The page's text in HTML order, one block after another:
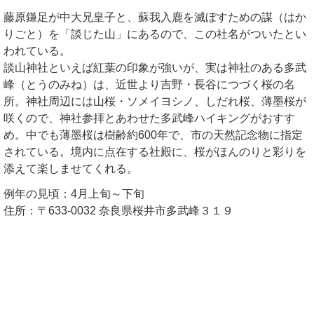
藤原鎌足が中大兄皇子と、蘇我入鹿を滅ぼすための謀（はか
りごと）を「談じた山」にあるので、この社名がついたとい
われている。
談山神社といえば紅葉の印象が強いが、実は神社のある多武
峰（とうのみね）は、近世より吉野・長谷につづく桜の名
所。神社周辺には山桜・ソメイヨシノ、しだれ桜、薄墨桜が
咲くので、神社参拝とあわせた多武峰ハイキングがおすす
め。中でも薄墨桜は樹齢約600年で、市の天然記念物に指定
されている。境内に点在する社殿に、桜がほんのりと彩りを
添えて楽しませてくれる。
例年の見頃：4月上旬～下旬
住所：〒633-0032 奈良県桜井市多武峰３１９